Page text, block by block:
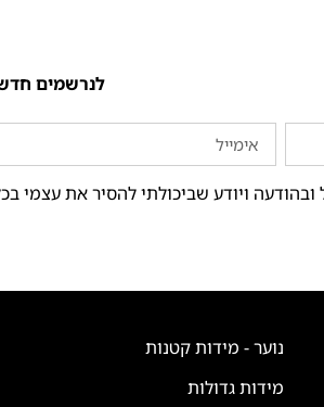
לנרשמים חדשים 10% הנחה לקנייה
ויודע שביכולתי להסיר את עצמי
נוער - מידות קטנות
מידות גדולות